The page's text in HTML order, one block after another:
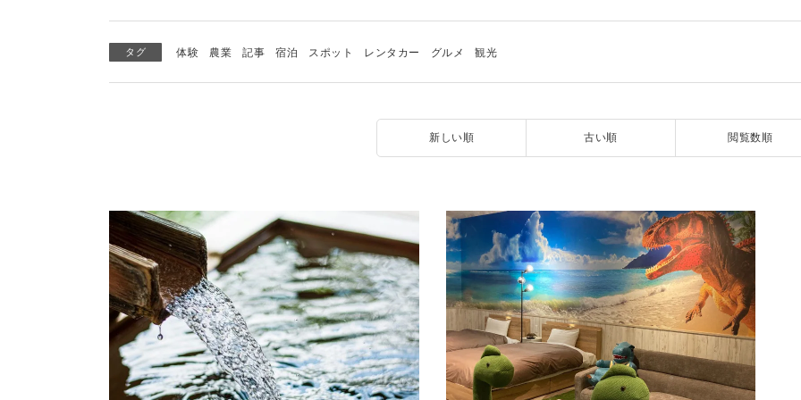
タグ 体験 農業 記事 宿泊 スポット レンタカー グルメ 観光
新しい順 古い順 閲覧数順